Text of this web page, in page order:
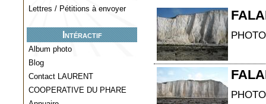
Lettres / Pétitions à envoyer
Intéractif
Album photo
Blog
Contact LAURENT
COOPERATIVE DU PHARE